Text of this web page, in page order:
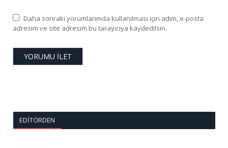
Daha sonraki yorumlarımda kullanılması için adım, e-posta
adresim ve site adresim bu tarayıcıya kaydedilsin.
EDITÖRDEN